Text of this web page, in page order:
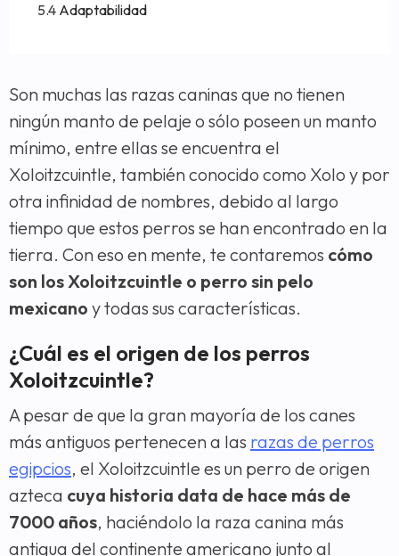
Adaptabilidad
Son muchas las razas caninas que no tienen
ningún manto de pelaje o sólo poseen un manto
mínimo, entre ellas se encuentra el
Xoloitzcuintle, también conocido como Xolo y por
otra infinidad de nombres, debido al largo
tiempo que estos perros se han encontrado en la
tierra. Con eso en mente, te contaremos cómo
son los Xoloitzcuintle o perro sin pelo
mexicano y todas sus características.
¿Cuál es el origen de los perros
Xoloitzcuintle?
A pesar de que la gran mayoría de los canes
más antiguos pertenecen a las razas de perros
egipcios, el Xoloitzcuintle es un perro de origen
azteca cuya historia data de hace más de
7000 años, haciéndolo la raza canina más
antigua del continente americano junto al